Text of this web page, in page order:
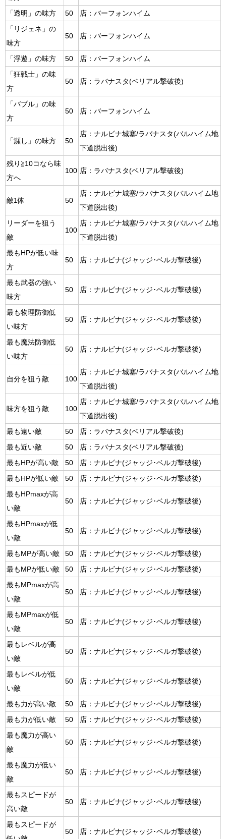
「透明」の味方 50
店：バーフォンハイム
「リジェネ」の
味方
50 店：バーフォンハイム
「浮遊」の味方 50
店：バーフォンハイム
「狂戦士」の味
方
50 店：ラバナスタ(ベリアル撃破後)
「バブル」の味
方
50 店：バーフォンハイム
「瀕し」の味方 50
店：ナルビナ城塞/ラバナスタ(バルハイム地
下道脱出後)
残り≧10コなら味
方へ
100 店：ラバナスタ(ベリアル撃破後)
敵1体 50
店：ナルビナ城塞/ラバナスタ(バルハイム地
下道脱出後)
リーダーを狙う
敵
100
店：ナルビナ城塞/ラバナスタ(バルハイム地
下道脱出後)
最もHPが低い味
方
50 店：ナルビナ(ジャッジ･ベルガ撃破後)
最も武器の強い
味方
50 店：ナルビナ(ジャッジ･ベルガ撃破後)
最も物理防御低
い味方
50 店：ナルビナ(ジャッジ･ベルガ撃破後)
最も魔法防御低
い味方
50 店：ナルビナ(ジャッジ･ベルガ撃破後)
自分を狙う敵 100
店：ナルビナ城塞/ラバナスタ(バルハイム地
下道脱出後)
味方を狙う敵 100
店：ナルビナ城塞/ラバナスタ(バルハイム地
下道脱出後)
最も遠い敵
50
店：ラバナスタ(ベリアル撃破後)
最も近い敵
50
店：ラバナスタ(ベリアル撃破後)
最もHPが高い敵
50
店：ナルビナ(ジャッジ･ベルガ撃破後)
最もHPが低い敵
50
店：ナルビナ(ジャッジ･ベルガ撃破後)
最もHPmaxが高
い敵
50 店：ナルビナ(ジャッジ･ベルガ撃破後)
最もHPmaxが低
い敵
50 店：ナルビナ(ジャッジ･ベルガ撃破後)
最もMPが高い敵 50
店：ナルビナ(ジャッジ･ベルガ撃破後)
最もMPが低い敵
50
店：ナルビナ(ジャッジ･ベルガ撃破後)
最もMPmaxが高
い敵
50 店：ナルビナ(ジャッジ･ベルガ撃破後)
最もMPmaxが低
い敵
50 店：ナルビナ(ジャッジ･ベルガ撃破後)
最もレベルが高
い敵
50 店：ナルビナ(ジャッジ･ベルガ撃破後)
最もレベルが低
い敵
50 店：ナルビナ(ジャッジ･ベルガ撃破後)
最も力が高い敵 50
店：ナルビナ(ジャッジ･ベルガ撃破後)
最も力が低い敵
50
店：ナルビナ(ジャッジ･ベルガ撃破後)
最も魔力が高い
敵
50 店：ナルビナ(ジャッジ･ベルガ撃破後)
最も魔力が低い
敵
50 店：ナルビナ(ジャッジ･ベルガ撃破後)
最もスピードが
高い敵
50 店：ナルビナ(ジャッジ･ベルガ撃破後)
最もスピードが
50 店：ナルビナ(ジャッジ･ベルガ撃破後)